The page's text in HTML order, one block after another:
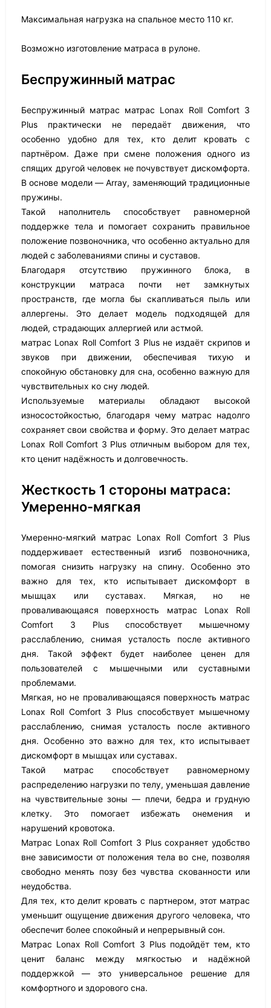
Максимальная нагрузка на спальное место 110 кг.
Возможно изготовление матраса в рулоне.
Беспружинный матрас
Беспружинный матрас матрас Lonax Roll Comfort 3
Plus практически не передаёт движения, что
особенно удобно для тех, кто делит кровать с
партнёром. Даже при смене положения одного из
спящих другой человек не почувствует дискомфорта.
В основе модели — Array, заменяющий традиционные
пружины.
Такой наполнитель способствует равномерной
поддержке тела и помогает сохранить правильное
положение позвоночника, что особенно актуально для
людей с заболеваниями спины и суставов.
Благодаря отсутствию пружинного блока, в
конструкции матраса почти нет замкнутых
пространств, где могла бы скапливаться пыль или
аллергены. Это делает модель подходящей для
людей, страдающих аллергией или астмой.
матрас Lonax Roll Comfort 3 Plus не издаёт скрипов и
звуков при движении, обеспечивая тихую и
спокойную обстановку для сна, особенно важную для
чувствительных ко сну людей.
Используемые материалы обладают высокой
износостойкостью, благодаря чему матрас надолго
сохраняет свои свойства и форму. Это делает матрас
Lonax Roll Comfort 3 Plus отличным выбором для тех,
кто ценит надёжность и долговечность.
Жесткость 1 стороны матраса:
Умеренно-мягкая
Умеренно-мягкий матрас Lonax Roll Comfort 3 Plus
поддерживает естественный изгиб позвоночника,
помогая снизить нагрузку на спину. Особенно это
важно для тех, кто испытывает дискомфорт в
мышцах или суставах. Мягкая, но не
проваливающаяся поверхность матрас Lonax Roll
Comfort 3 Plus способствует мышечному
расслаблению, снимая усталость после активного
дня. Такой эффект будет наиболее ценен для
пользователей с мышечными или суставными
проблемами.
Мягкая, но не проваливающаяся поверхность матрас
Lonax Roll Comfort 3 Plus способствует мышечному
расслаблению, снимая усталость после активного
дня. Особенно это важно для тех, кто испытывает
дискомфорт в мышцах или суставах.
Такой матрас способствует равномерному
распределению нагрузки по телу, уменьшая давление
на чувствительные зоны — плечи, бедра и грудную
клетку. Это помогает избежать онемения и
нарушений кровотока.
Матрас Lonax Roll Comfort 3 Plus сохраняет удобство
вне зависимости от положения тела во сне, позволяя
свободно менять позу без чувства скованности или
неудобства.
Для тех, кто делит кровать с партнером, этот матрас
уменьшит ощущение движения другого человека, что
обеспечит более спокойный и непрерывный сон.
Матрас Lonax Roll Comfort 3 Plus подойдёт тем, кто
ценит баланс между мягкостью и надёжной
поддержкой — это универсальное решение для
комфортного и здорового сна.